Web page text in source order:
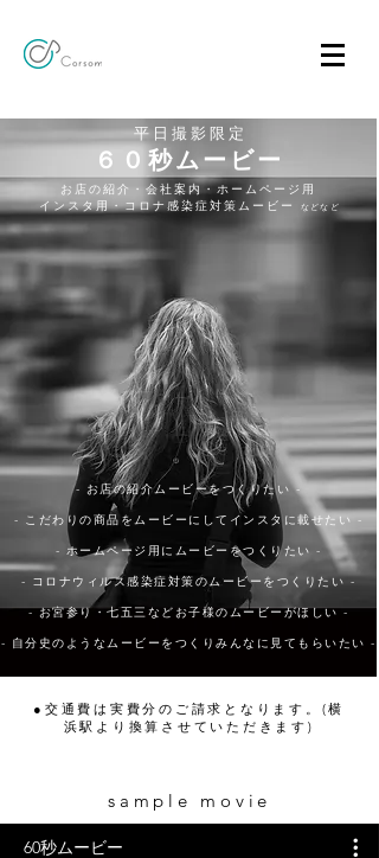
- お店の紹介ムービーをつくりたい -
- こだわりの商品をムービーにしてインスタに載せたい -
- ホームページ用にムービーをつくりたい -
- コロナウィルス感染症対策のムービーをつくりたい -
- お宮参り・七五三などお子様のムービーがほしい -
- 自分史のようなムービーをつくりみんなに見てもらいたい -
平日撮影限定
６０秒ムービー
お店の紹介・会社案内・ホームページ用
​ インスタ用・コロナ感染症対策ムービー
などなど
●交通費は実費分のご請求となります。(横
浜駅より換算させていただきます)
sample movie
60秒ムービー